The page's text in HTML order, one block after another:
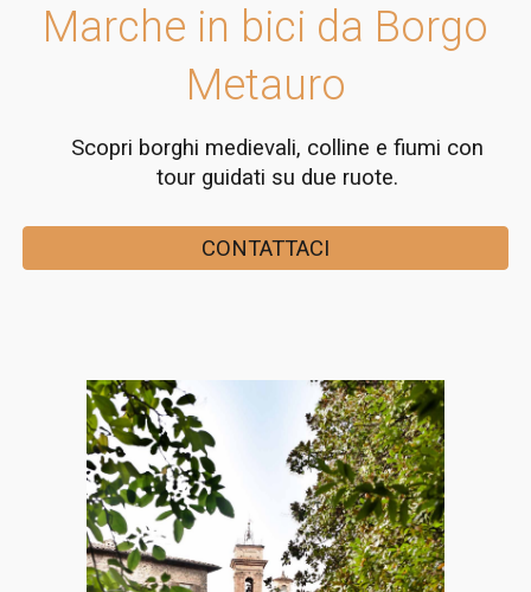
Marche in bici da Borgo
Metauro
Scopri borghi medievali, colline e fiumi con
tour guidati su due ruote.
CONTATTACI